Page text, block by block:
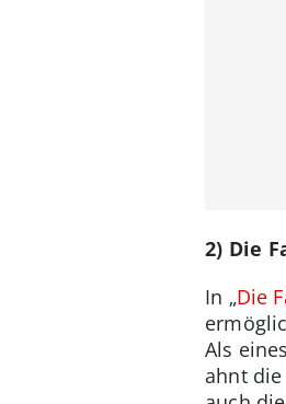
2) Die
In „Die
Als
ahnt